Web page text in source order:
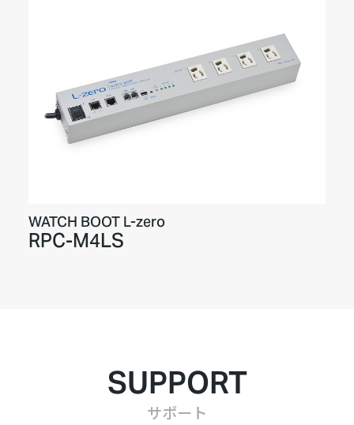
WATCH BOOT L-zero
RPC-M4LS
SUPPORT
サポート